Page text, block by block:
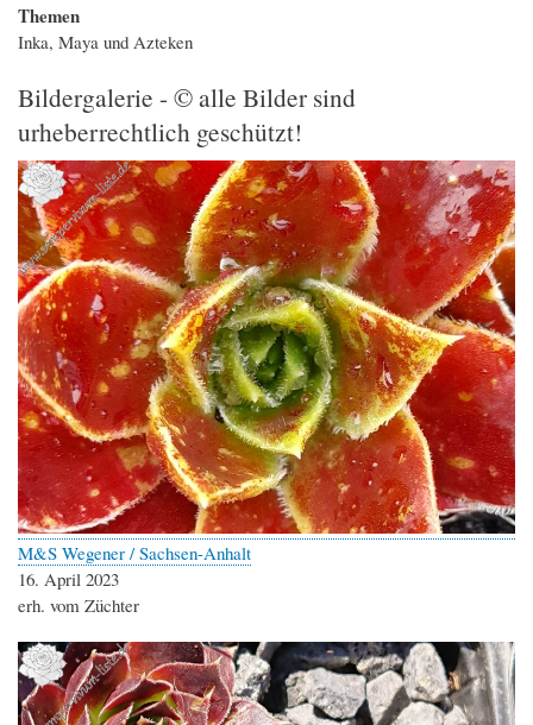
Themen
Inka, Maya und Azteken
Bildergalerie - © alle Bilder sind
urheberrechtlich geschützt!
M&S Wegener / Sachsen-Anhalt
16. April 2023
erh. vom Züchter